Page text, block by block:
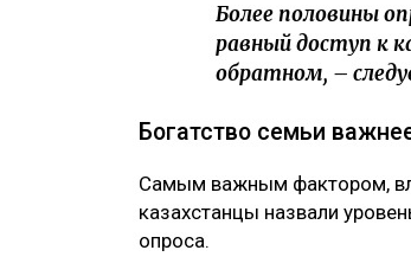
Более половины
равный доступ к
обратном, –
Богатство семьи
Самым важным фактором,
казахстанцы назвали
опроса.